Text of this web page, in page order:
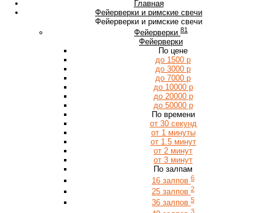
Главная
Фейерверки и римские свечи
Фейерверки и римские свечи
Фейерверки 81
Фейерверки
По цене
до 1500 р
до 3000 р
до 7000 р
до 10000 р
до 20000 р
до 50000 р
По времени
от 30 секунд
от 1 минуты
от 1.5 минут
от 2 минут
от 3 минут
По залпам
16 залпов 6
25 залпов 2
36 залпов 5
3